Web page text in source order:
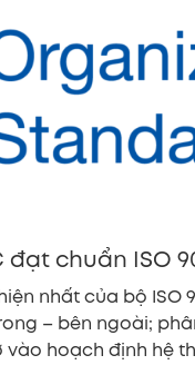
chuẩn ISO
nhất của bộ
– bên ngoài;
hoạch định hệ